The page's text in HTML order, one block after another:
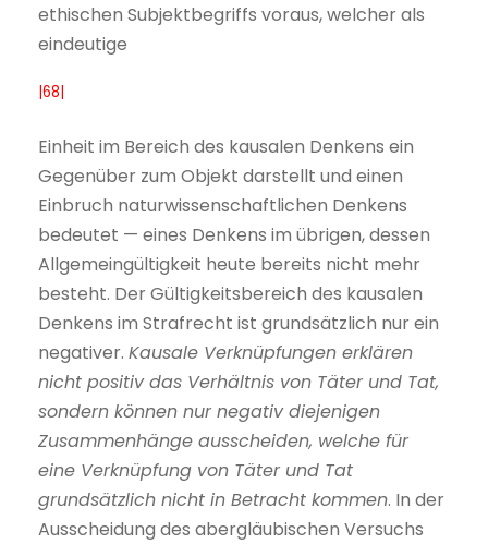
ethischen Subjektbegriffs voraus, welcher als
eindeutige
|68|
Einheit im Bereich des kausalen Denkens ein
Gegenüber zum Objekt darstellt und einen
Einbruch naturwissenschaftlichen Denkens
bedeutet — eines Denkens im übrigen, dessen
Allgemeingültigkeit heute bereits nicht mehr
besteht. Der Gültigkeitsbereich des kausalen
Denkens im Strafrecht ist grundsätzlich nur ein
negativer. Kausale Verknüpfungen erklären
nicht positiv das Verhältnis von Täter und Tat,
sondern können nur negativ diejenigen
Zusammenhänge ausscheiden, welche für
eine Verknüpfung von Täter und Tat
grundsätzlich nicht in Betracht kommen. In der
Ausscheidung des abergläubischen Versuchs